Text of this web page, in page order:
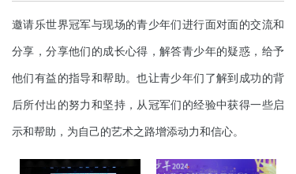
邀请乐世界冠军与现场的青少年们进行面对面的交流和
分享，分享他们的成长心得，解答青少年的疑惑，给予
他们有益的指导和帮助。也让青少年们了解到成功的背
后所付出的努力和坚持，从冠军们的经验中获得一些启
示和帮助，为自己的艺术之路增添动力和信心。